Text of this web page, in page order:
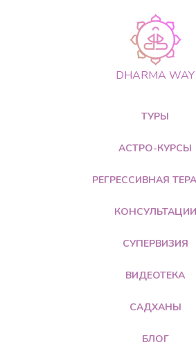
DHARMA WAY
ТУРЫ
АСТРО-КУРСЫ
РЕГРЕССИВНАЯ
КОНСУЛЬТАЦИИ
СУПЕРВИЗИЯ
ВИДЕОТЕКА
САДХАНЫ
БЛОГ